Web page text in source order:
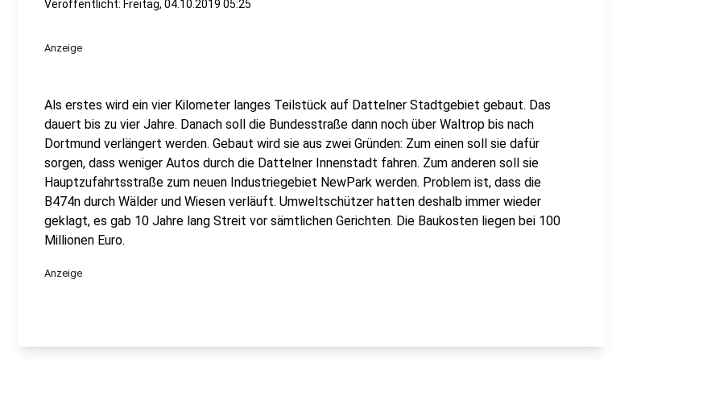
Veröffentlicht: Freitag, 04.10.2019 05:25
Anzeige
Als erstes wird ein vier Kilometer langes Teilstück auf Dattelner Stadtgebiet gebaut. Das
dauert bis zu vier Jahre. Danach soll die Bundesstraße dann noch über Waltrop bis nach
Dortmund verlängert werden. Gebaut wird sie aus zwei Gründen: Zum einen soll sie dafür
sorgen, dass weniger Autos durch die Dattelner Innenstadt fahren. Zum anderen soll sie
Hauptzufahrtsstraße zum neuen Industriegebiet NewPark werden. Problem ist, dass die
B474n durch Wälder und Wiesen verläuft. Umweltschützer hatten deshalb immer wieder
geklagt, es gab 10 Jahre lang Streit vor sämtlichen Gerichten. Die Baukosten liegen bei 100
Millionen Euro.
Anzeige